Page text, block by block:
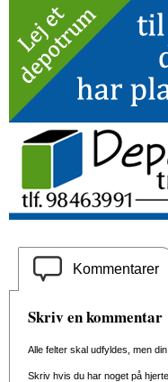
Kommentarer
Skriv en kommentar
Alle felter skal udfyldes, men
Skriv hvis du har noget på